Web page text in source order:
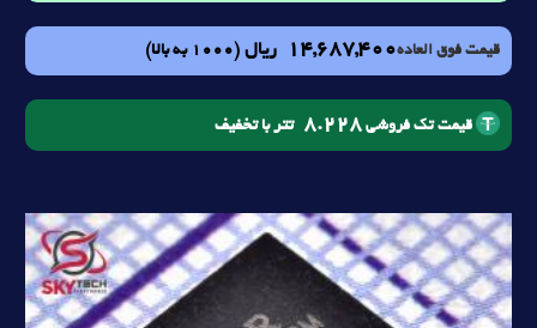
قیمت فوق العاده14,687,400 ریال (1000 به بالا)
قیمت تک فروشی 8.228 تتر با تخفیف